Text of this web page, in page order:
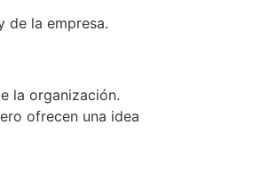
de la empresa.
la organización.
ofrecen una idea